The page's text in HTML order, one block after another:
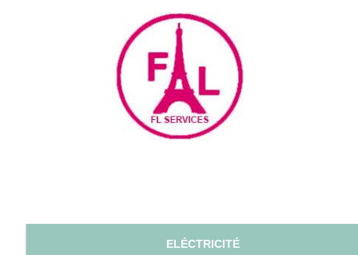
ELÉCTRICITÉ